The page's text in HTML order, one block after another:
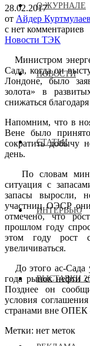
О ЖУРНАЛЕ
НОВОСТИ
СТАТЬИ
ИНТЕРВЬЮ
ВЫСТАВКИ
28.02.2017
от Айдер Куртмулаев
с нет комментариев
Новости ТЭК
Министром
Сада, когда он
Лондоне, было
золота» в
снижаться
Напомним, что в
Вене было
сократить добычу
день.
По словам
ситуация с
запасы выросли,
участниц ОЭСР
отмечено, что
прошлом году
этом году рост
увеличиваться.
До этого ас-Сада
года рынок нефти
Позднее он
условия
странами вне ОПЕК
Метки: нет меток